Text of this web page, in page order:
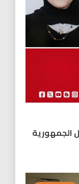
الجمهورية